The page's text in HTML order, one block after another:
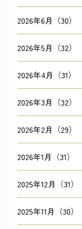
2026年6月（30）
2026年5月（32）
2026年4月（31）
2026年3月（32）
2026年2月（29）
2026年1月（31）
2025年12月（31）
2025年11月（30）